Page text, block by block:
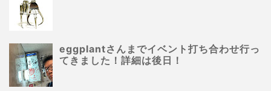
eggplantさんまでイベント打ち合わせ行っ
てきました！詳細は後日！